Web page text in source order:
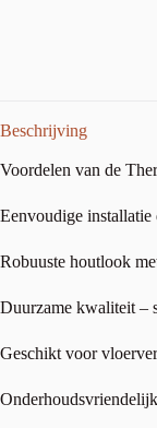
Beschrijving
Voordelen van de
Eenvoudige
Robuuste houtlook
Duurzame kwaliteit –
Geschikt voor